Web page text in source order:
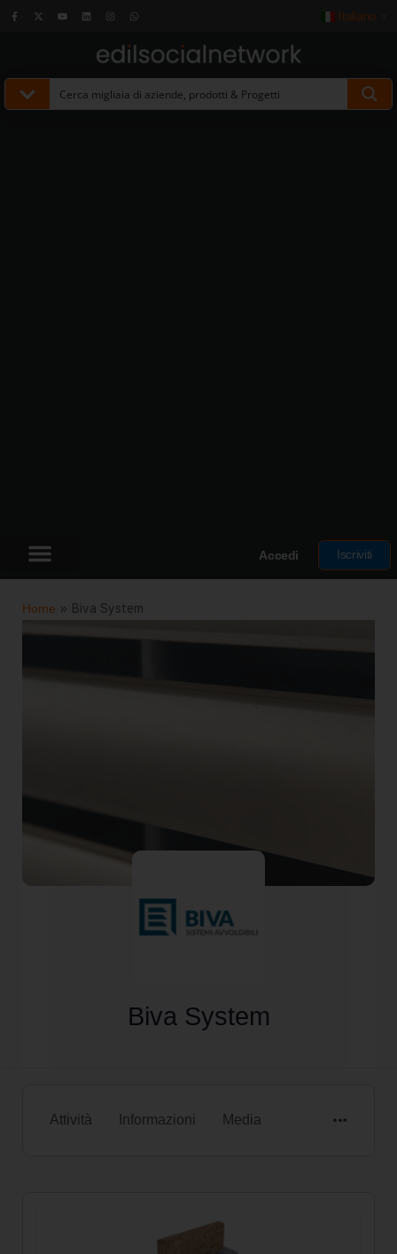
Italiano
Accedi Iscriviti
Home » Biva System
Biva System
Attività Informazioni Media